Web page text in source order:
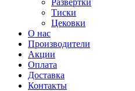
Развертки
Тиски
Цековки
О нас
Производители
Акции
Оплата
Доставка
Контакты